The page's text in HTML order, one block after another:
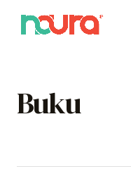
Buku